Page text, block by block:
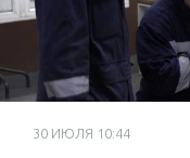
30 ИЮЛЯ 10:44